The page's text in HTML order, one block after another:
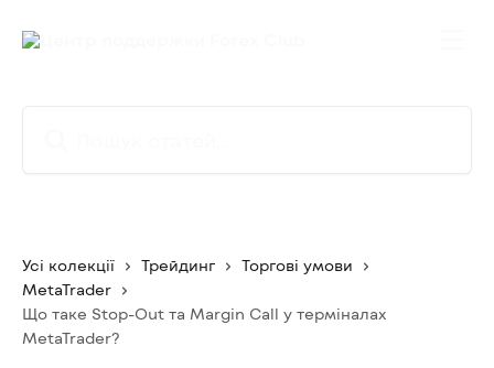
Усі колекції Трейдинг
Торгові умови
MetaTrader
Що таке Stop-Out та Margin Call у терміналах
MetaTrader?